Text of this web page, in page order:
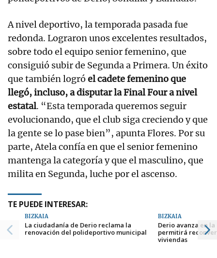
A nivel deportivo, la temporada pasada fue
redonda. Lograron unos excelentes resultados,
sobre todo el equipo senior femenino, que
consiguió subir de Segunda a Primera. Un éxito
que también logró el cadete femenino que
llegó, incluso, a disputar la Final Four a nivel
estatal. “Esta temporada queremos seguir
evolucionando, que el club siga creciendo y que
la gente se lo pase bien”, apunta Flores. Por su
parte, Atela confía en que el senior femenino
mantenga la categoría y que el masculino, que
milita en Segunda, luche por el ascenso.
TE PUEDE INTERESAR:
BIZKAIA
La ciudadanía de Derio reclama la
renovación del polideportivo municipal
BIZKAIA
Derio avanza en
permitirá
viviendas